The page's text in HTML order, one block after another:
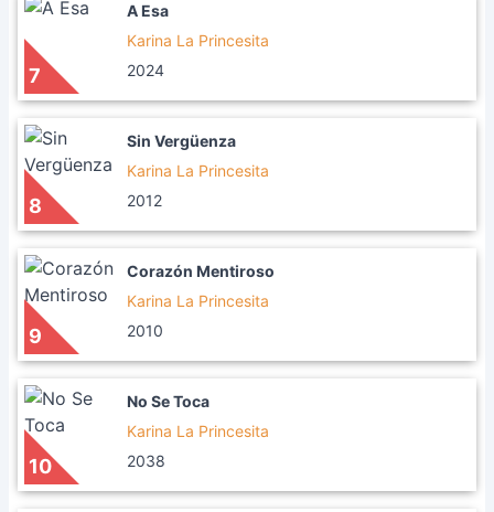
7
A Esa
Karina La Princesita
2024
8
Sin Vergüenza
Karina La Princesita
2012
9
Corazón Mentiroso
Karina La Princesita
2010
10
No Se Toca
Karina La Princesita
2038